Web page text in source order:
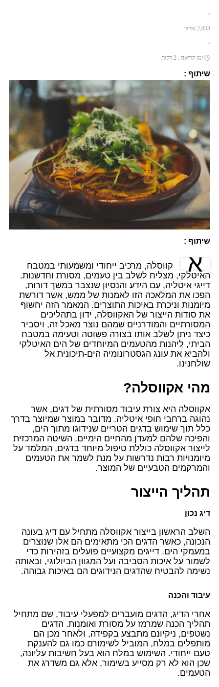
•
2,053 צפיות
•
🕓 זמן קריאה : 2 דקות
שיתוף :
שיתוף :
א
קווסלה, מרכיב ייחודי ומשמעותי במטבח
האיטלקי, מצליח לשלב בין טעמים, מסורת וחדשנות.
דייגי איטליה, עם הידע והנסיון שנצבר במשך דורות,
הפכו את המלאכה הזו לאמנות של ממש, אשר דורשת
מיומנות וניכרת באיכות התוצרים. המאמר הזה יחשוף
את סודות הייצור של האקווסלה, ידון בתהליכים
המסורתיים והמודרניים שמהם נוצר מאכל זה, ויסביר
כיצד ניתן לשלב אותו בצורה פשוטה וטעימה במטבח
הביתי, ליהנות מהטעמים המיוחדים של הים האיטלקי
ולהביא את עונג הגסטרונומיה הים-תיכונית אל
שולחנינו.
מהי אקווסלה?
אקווסלה היא צורת עיבוד מסורתית של דגים, אשר
נהוגה ברחבי חופי איטליה. מדובר במוצר שמיוצר בדרך
כלל תוך שימוש בדגים הטריים שנידוגו מתוך הים,
והפיכה שלהם למעדן מהחיים הימיים. השיטה המרכזית
לייצור אקווסלה כוללת טיפול מיוחד בדגים, המלמד על
מיומנויות רבות נדרשות על מנת לשמר את הטעמים
והמרקמים הטבעיים של המוצר.
תהליך הייצור
דיג נכון
השלב הראשון בייצור אקווסלה מתחיל עם דיג בעונה
הנכונה, כאשר הדגים הכי מתאימים הם אלו שנוצרים
במעמקי הים. דייגים מקצועיים פועלים בזהירות כדי
לשמור על איכות הסביבה ועל המגוון הביולוגי, ובאותה
נשימה להבטיח שהדגים הנידוגים הם באיכות גבוהה.
עיבוד והכנה
אחרי הדיג, הדגים מועברים למפעלי עיבוד, שם מתחיל
תהליך הכנה שמרמז על מסורת ואומנות. הדגים
נשטפים, ניקיונם מתבצע בקפידה, ולאחר מכן הם
מותפלים במלח, המוביל לשימורם כמו גם להענקת
טעם ייחודי. השימוש במלח הוא בעל חשיבות עליונה,
שכן הוא לא רק מסייע בשימור, אלא גם משדרג את
הטעמים.